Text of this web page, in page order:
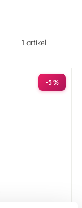
1 artikel
-5 %